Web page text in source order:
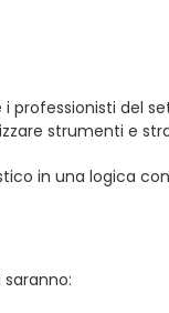
del
strumenti e
in una logica